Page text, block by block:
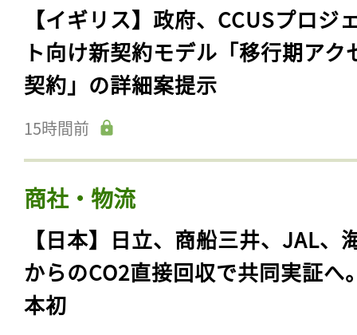
【イギリス】政府、CCUSプロジ
ト向け新契約モデル「移行期アク
契約」の詳細案提示
15時間前
商社・物流
【日本】日立、商船三井、JAL、
からのCO2直接回収で共同実証へ
本初